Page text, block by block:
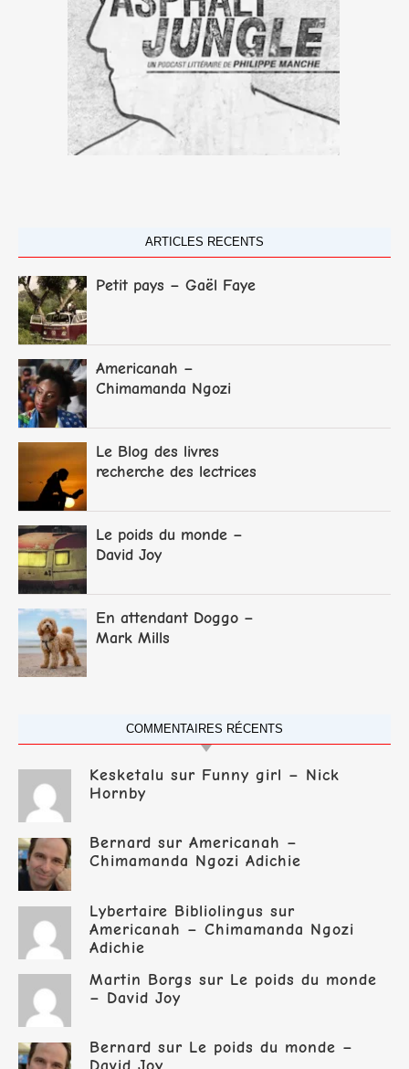
ARTICLES RECENTS
Petit pays – Gaël Faye
Americanah –
Chimamanda Ngozi
Le Blog des livres
recherche des lectrices
Le poids du monde –
David Joy
En attendant Doggo –
Mark Mills
COMMENTAIRES RÉCENTS
Kesketalu sur Funny girl – Nick
Hornby
Bernard sur Americanah –
Chimamanda Ngozi Adichie
Lybertaire Bibliolingus sur
Americanah – Chimamanda Ngozi
Adichie
Martin Borgs sur Le poids du monde
– David Joy
Bernard sur Le poids du monde –